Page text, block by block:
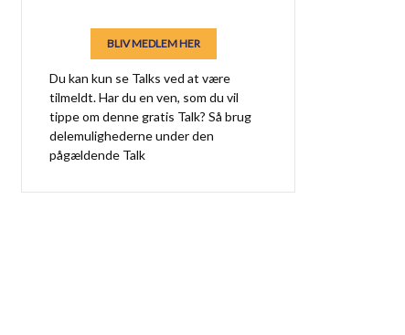
BLIV MEDLEM HER
Du kan kun se Talks ved at være
tilmeldt. Har du en ven, som du vil
tippe om denne gratis Talk? Så brug
delemulighederne under den
pågældende Talk